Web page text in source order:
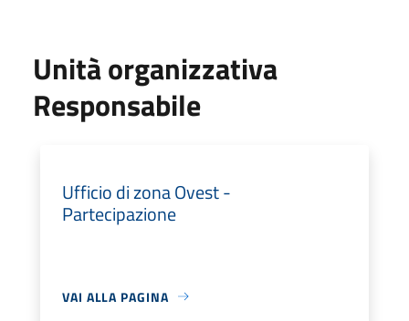
Unità organizzativa
Responsabile
Ufficio di zona Ovest -
Partecipazione
VAI ALLA PAGINA